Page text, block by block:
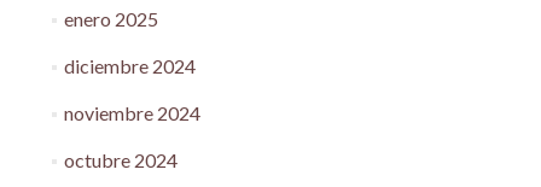
enero 2025
diciembre 2024
noviembre 2024
octubre 2024